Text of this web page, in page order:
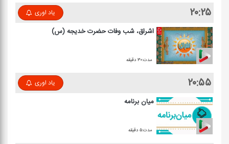
۲۰:۲۵ یاد اوری
اشراق، شب وفات حضرت خدیجه (س)
مدت:۳۰ دقیقه
۲۰:۵۵ یاد اوری
میان برنامه
مدت:۵ دقیقه